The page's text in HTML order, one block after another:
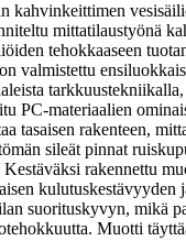
kahvinkeittimen
mittatilaustyönä
tehokkaaseen
valmistettu
tarkkuustekniikalla,
PC-materiaalien
tasaisen rakenteen,
sileät pinnat
Kestäväksi rakennettu
kulutuskestävyyden
suorituskyvyn, mikä
Muotti